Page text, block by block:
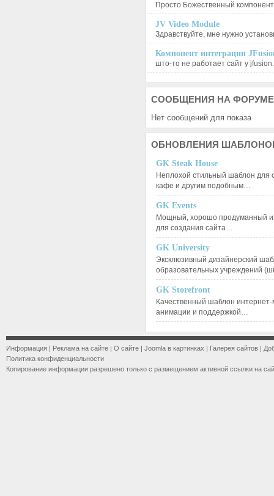
Просто Божественный
JV Video Module
Здравствуйте, мне нужно
Компонент интеграции
што-то не работает сайт у
СООБЩЕНИЯ НА ФОРУМЕ
Нет сообщений для показа
ОБНОВЛЕНИЯ
GK Steak House
Неплохой стильный шаблон для
кафе и другим подобным…
GK Events
Мощный, хорошо продуманный и
для создания сайта…
GK University
Эксклюзивный дизайнерский
образовательных учреждений
GK Storefront
Качественный шаблон
анимации и поддержкой…
Информация | Реклама на сайте | О сайте | Joomla в картинках | Галерея сайтов |
Политика конфиденциальности
Копирование информации разрешено только с размещением активной ссылки на